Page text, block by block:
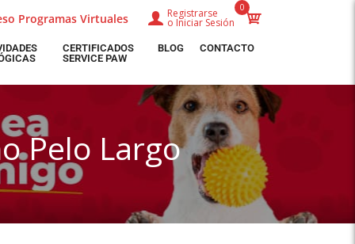
Programas Virtuales Registrarse
o Iniciar Sesión
0
CERTIFICADOS
SERVICE PAW
BLOG CONTACTO
Pelo Largo